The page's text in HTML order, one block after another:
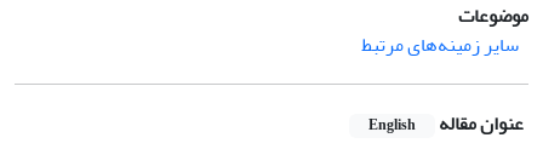
موضوعات
سایر زمینه‌های مرتبط
عنوان مقاله English